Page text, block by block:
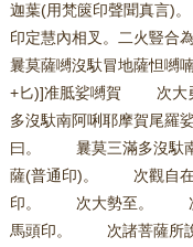
迦葉(用梵篋印聲聞真
印定慧內相叉。二火豎
曩莫薩嚩沒馱冒地薩怛嚩
+匕)]准胝娑嚩賀 次大
多沒馱南阿唎耶摩賀尾
曰。 曩莫三滿多沒馱
薩(普通印)。 次觀自
印。 次大勢至。
馬頭印。 次諸菩薩所